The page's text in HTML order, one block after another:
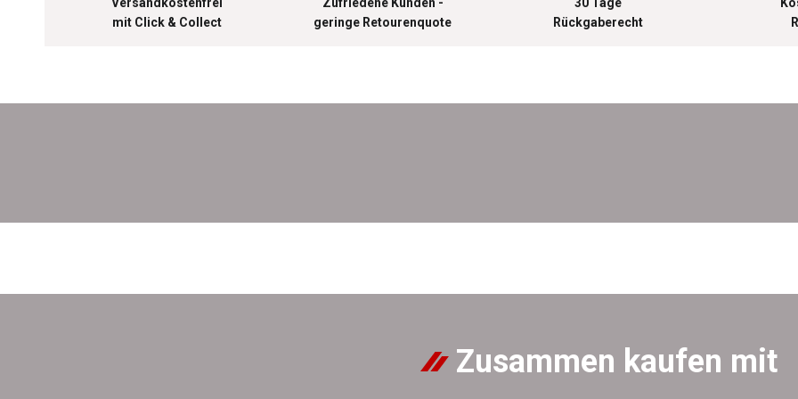
mit Click & Collect
geringe Retourenquote
Rückgaberecht
Zusammen kaufen mit